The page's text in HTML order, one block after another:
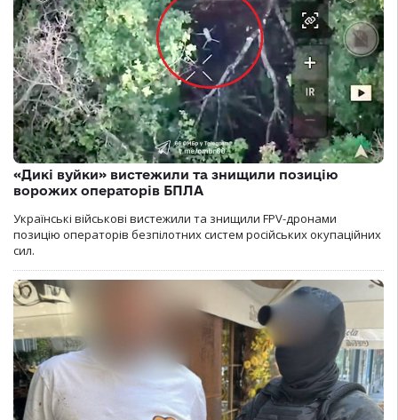
«Дикі вуйки» вистежили та знищили позицію
ворожих операторів БПЛА
Українські військові вистежили та знищили FPV-дронами
позицію операторів безпілотних систем російських окупаційних
сил.